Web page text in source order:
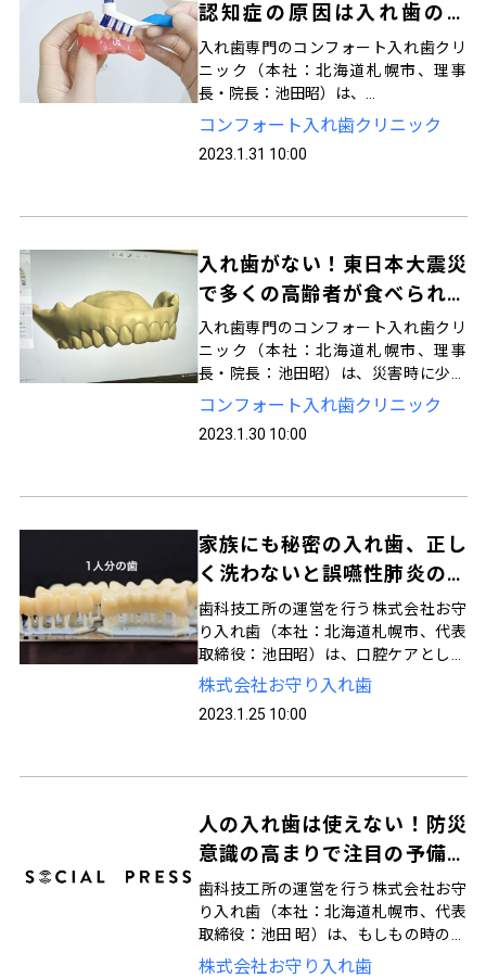
認知症の原因は入れ歯の汚
れ！？ 郵送でかんたん抗菌、
入れ歯に菌をつけない新習慣
入れ歯専門のコンフォート入れ歯クリ
ニック（本社：北海道札幌市、理事
長・院長：池田昭）は、
歯周病予防の取り組みとして、入れ歯
に汚れや菌を付きにくくする抗菌処理
サービスを行っています。2022年11月
コンフォート入れ歯クリニック
2023.1.31 10:00
入れ歯がない！東日本大震災
で多くの高齢者が食べられな
い状態に １ヶ月以上かかる新
入れ歯、データ保管で最短2日
のお届けが可能に
入れ歯専門のコンフォート入れ歯クリ
ニック（本社：北海道札幌市、理事
長・院長：池田昭）は、災害時に少し
でも早く入れ歯を届けられるように、
総入れ歯データのクラウド保管をして
います。2022年9月21日より東京日本
コンフォート入れ歯クリニック
2023.1.30 10:00
家族にも秘密の入れ歯、正し
く洗わないと誤嚥性肺炎の原
因に スペアのお守り入れ歯、
開始から一年で500個突破！
歯科技工所の運営を行う株式会社お守
り入れ歯（本社：北海道札幌市、代表
取締役：池田昭）は、口腔ケアとして
入れ歯を一晩しっかり洗浄できるよ
う、スペアの入れ歯をデジタル製作し
て提携歯科医院へ提供しています。202
株式会社お守り入れ歯
2023.1.25 10:00
人の入れ歯は使えない！防災
意識の高まりで注目の予備入
れ歯 3Dプリンターで完コピ
に。開始から500個突破！
歯科技工所の運営を行う株式会社お守
り入れ歯（本社：北海道札幌市、代表
取締役：池田 昭）は、もしもの時の備
えになる予備の入れ歯をデジタル製作
株式会社お守り入れ歯